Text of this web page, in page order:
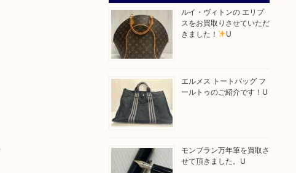
ルイ・ヴィトンの エリプ
スをお買取りさせていただ
きました！
U
エルメス トートバッグ フ
ールトゥのご紹介です！U
モンブラン万年筆を買取さ
せて頂きました。U